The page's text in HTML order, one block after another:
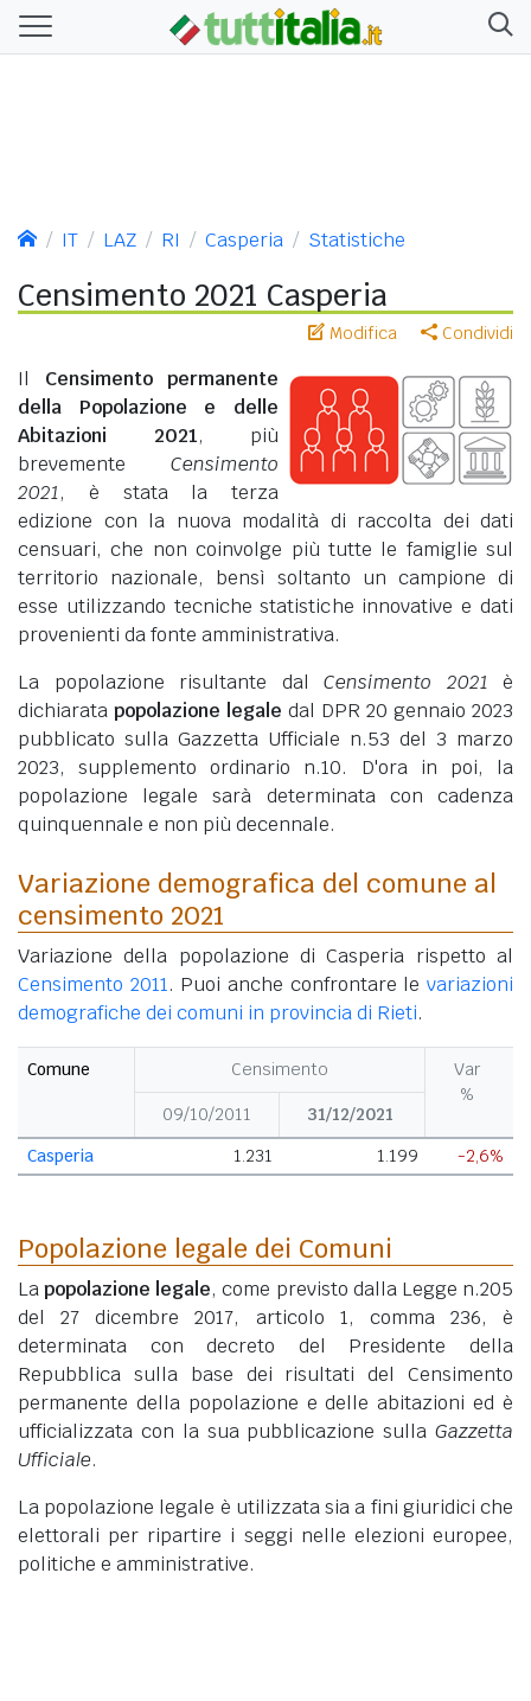
IT LAZ RI Casperia Statistiche
Censimento 2021 Casperia
Modifica Condividi
Il Censimento permanente
della Popolazione e delle
Abitazioni 2021, più
brevemente Censimento
2021, è stata la terza
edizione con la nuova modalità di raccolta dei dati
censuari, che non coinvolge più tutte le famiglie sul
territorio nazionale, bensì soltanto un campione di
esse utilizzando tecniche statistiche innovative e dati
provenienti da fonte amministrativa.
La popolazione risultante dal Censimento 2021 è
dichiarata popolazione legale dal DPR 20 gennaio 2023
pubblicato sulla Gazzetta Ufficiale n.53 del 3 marzo
2023, supplemento ordinario n.10. D'ora in poi, la
popolazione legale sarà determinata con cadenza
quinquennale e non più decennale.
Variazione demografica del comune al
censimento 2021
Variazione della popolazione di Casperia rispetto al
Censimento 2011. Puoi anche confrontare levariazioni
demografiche dei comuni in provincia di Rieti.
Comune Censimento
Var
%
09/10/2011
31/12/2021
Casperia
1.231 1.199 -2,6%
Popolazione legale dei Comuni
Lapopolazione legale, come previsto dalla Legge n.205
del 27 dicembre 2017, articolo 1, comma 236, è
determinata con decreto del Presidente della
Repubblica sulla base dei risultati del Censimento
permanente della popolazione e delle abitazioni ed è
ufficializzata con la sua pubblicazione sulla Gazzetta
Ufficiale.
La popolazione legale è utilizzata sia a fini giuridici che
elettorali per ripartire i seggi nelle elezioni europee,
politiche e amministrative.